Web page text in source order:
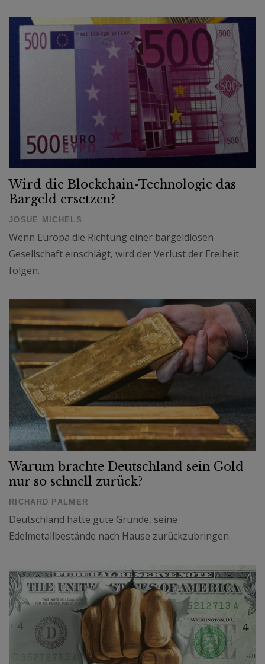
Wird die Blockchain-Technologie das
Bargeld ersetzen?
JOSUE MICHELS
Wenn Europa die Richtung einer bargeldlosen
Gesellschaft einschlägt, wird der Verlust der Freiheit
folgen.
Warum brachte Deutschland sein Gold
nur so schnell zurück?
RICHARD PALMER
Deutschland hatte gute Gründe, seine
Edelmetallbestände nach Hause zurückzubringen.